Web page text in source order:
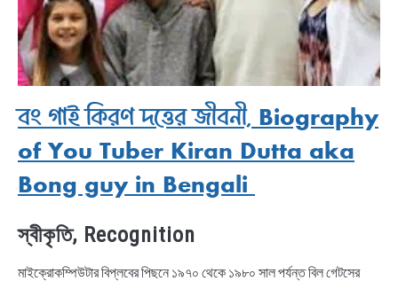
বং গাই কিরণ দত্তের জীবনী, Biography
of You Tuber Kiran Dutta aka
Bong guy in Bengali
স্বীকৃতি, Recognition
মাইক্রোকম্পিউটার বিপ্লবের পিছনে ১৯৭০ থেকে ১৯৮০ সাল পর্যন্ত বিল গেটসের